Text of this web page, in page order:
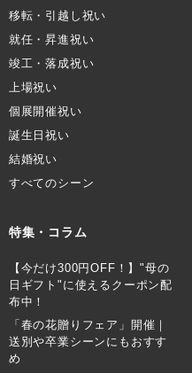
移転・引越し祝い
就任・昇進祝い
竣工・落成祝い
上場祝い
個展開催祝い
誕生日祝い
結婚祝い
すべてのシーン
特集・コラム
【今だけ300円OFF！】"母の
日ギフト"に使えるクーポン配
布中！
「春の花贈りフェア」開催｜
送別や卒業シーンにもおすす
め